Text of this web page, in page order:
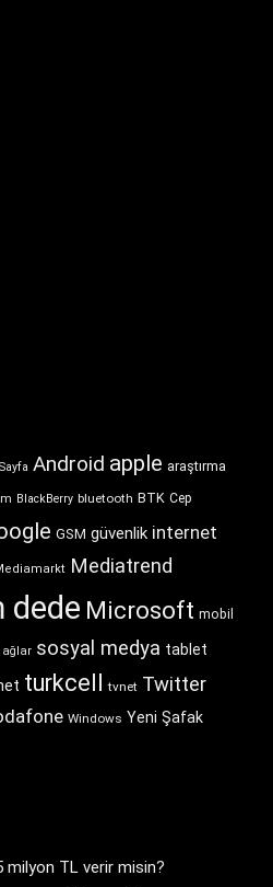
Android apple araştırma
BlackBerry bluetooth BTK Cep
GSM güvenlik internet
Mediatrend
dede Microsoft mobil
ağlar sosyal medya tablet
turkcell tvnet Twitter
Windows Yeni Şafak
milyon TL verir misin?